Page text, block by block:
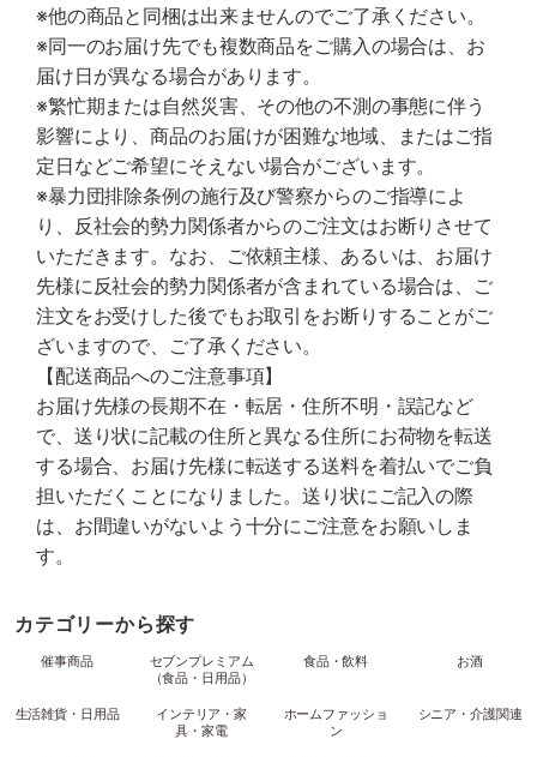
※他の商品と同梱は出来ませんのでご了承ください。
※同一のお届け先でも複数商品をご購入の場合は、お
届け日が異なる場合があります。
※繁忙期または自然災害、その他の不測の事態に伴う
影響により、商品のお届けが困難な地域、またはご指
定日などご希望にそえない場合がございます。
※暴力団排除条例の施行及び警察からのご指導によ
り、反社会的勢力関係者からのご注文はお断りさせて
いただきます。なお、ご依頼主様、あるいは、お届け
先様に反社会的勢力関係者が含まれている場合は、ご
注文をお受けした後でもお取引をお断りすることがご
ざいますので、ご了承ください。
【配送商品へのご注意事項】
お届け先様の長期不在・転居・住所不明・誤記など
で、送り状に記載の住所と異なる住所にお荷物を転送
する場合、お届け先様に転送する送料を着払いでご負
担いただくことになりました。送り状にご記入の際
は、お間違いがないよう十分にご注意をお願いしま
す。
カテゴリーから探す
催事商品
セブンプレミアム
（食品・日用品）
食品・飲料 お酒
生活雑貨・日用品
インテリア・家
具・家電
ホームファッショ
ン
シニア・介護関連